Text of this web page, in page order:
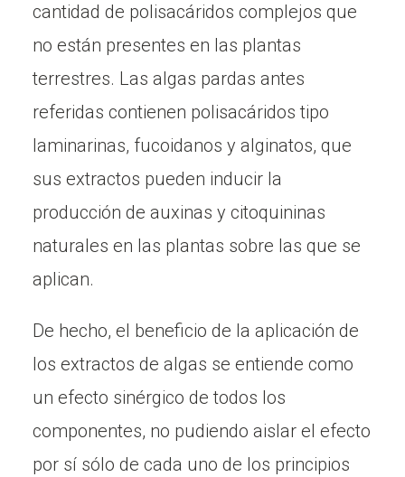
cantidad de polisacáridos complejos que
no están presentes en las plantas
terrestres. Las algas pardas antes
referidas contienen polisacáridos tipo
laminarinas, fucoidanos y alginatos, que
sus extractos pueden inducir la
producción de auxinas y citoquininas
naturales en las plantas sobre las que se
aplican.
De hecho, el beneficio de la aplicación de
los extractos de algas se entiende como
un efecto sinérgico de todos los
componentes, no pudiendo aislar el efecto
por sí sólo de cada uno de los principios